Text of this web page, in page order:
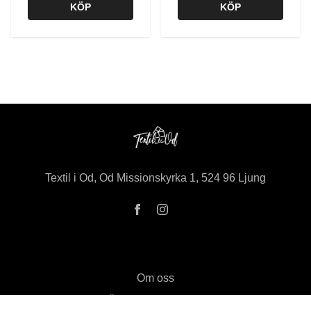
KÖP KÖP
Textil i Od, Od Missionskyrka 1, 524 96 Ljung
Om oss